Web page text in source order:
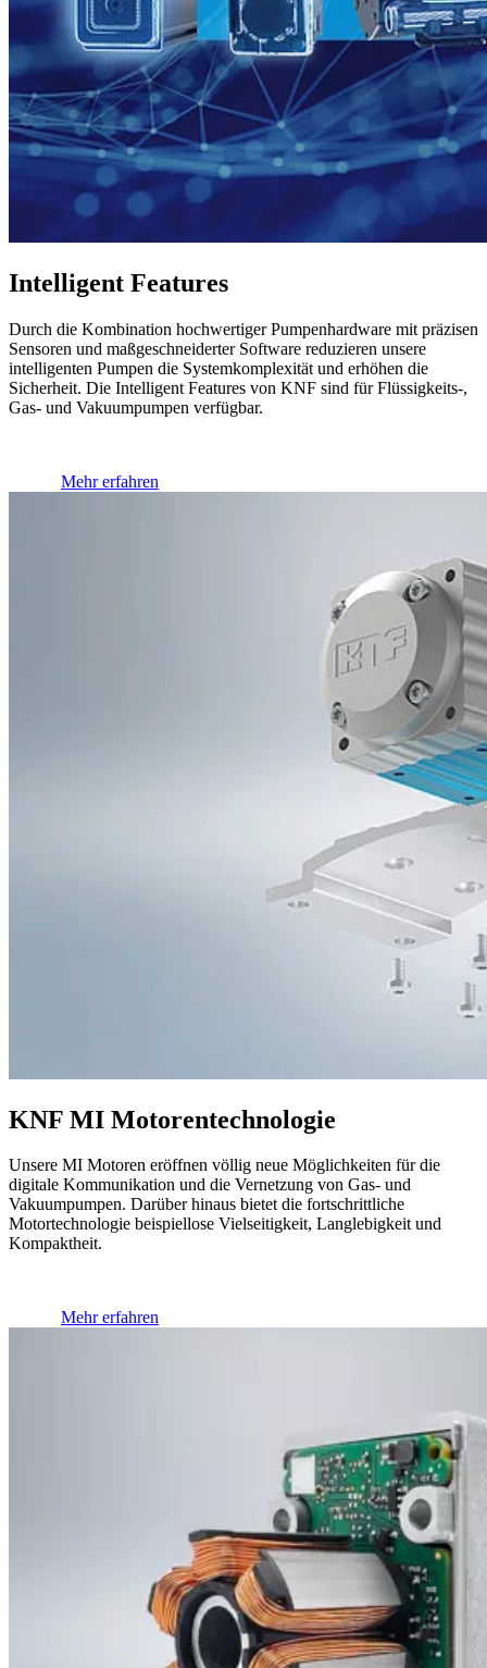
Intelligent Features
Durch die Kombination hochwertiger Pumpenhardware mit präzisen
Sensoren und maßgeschneiderter Software reduzieren unsere
intelligenten Pumpen die Systemkomplexität und erhöhen die
Sicherheit. Die Intelligent Features von KNF sind für Flüssigkeits-,
Gas- und Vakuumpumpen verfügbar.
Mehr erfahren
KNF MI Motorentechnologie
Unsere MI Motoren eröffnen völlig neue Möglichkeiten für die
digitale Kommunikation und die Vernetzung von Gas- und
Vakuumpumpen. Darüber hinaus bietet die fortschrittliche
Motortechnologie beispiellose Vielseitigkeit, Langlebigkeit und
Kompaktheit.
Mehr erfahren